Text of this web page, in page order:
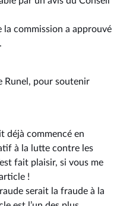
la commission a approuvé
Runel, pour soutenir
déjà commencé en
à la lutte contre les
fait plaisir, si vous me
!
serait la fraude à la